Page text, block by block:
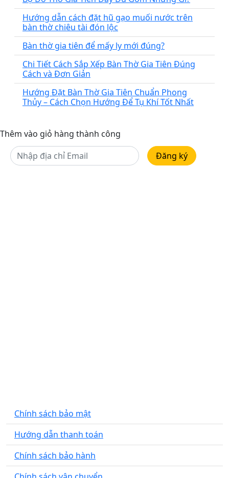
Hướng dẫn cách đặt hũ gạo muối nước trên
bàn thờ chiêu tài đón lộc
Bàn thờ gia tiên để mấy ly mới đúng?
Chi Tiết Cách Sắp Xếp Bàn Thờ Gia Tiên Đúng
Cách và Đơn Giản
Hướng Đặt Bàn Thờ Gia Tiên Chuẩn Phong
Thủy – Cách Chọn Hướng Để Tụ Khí Tốt Nhất
Thêm vào giỏ hàng thành công
Đăng ký
Chính sách bảo mật
Hướng dẫn thanh toán
Chính sách bảo hành